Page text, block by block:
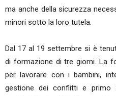
ma anche della sicurezza
minori sotto la loro tutela.
Dal 17 al 19 settembre si è
di formazione di tre giorni. La
per lavorare con i bambini,
gestione dei conflitti e primo